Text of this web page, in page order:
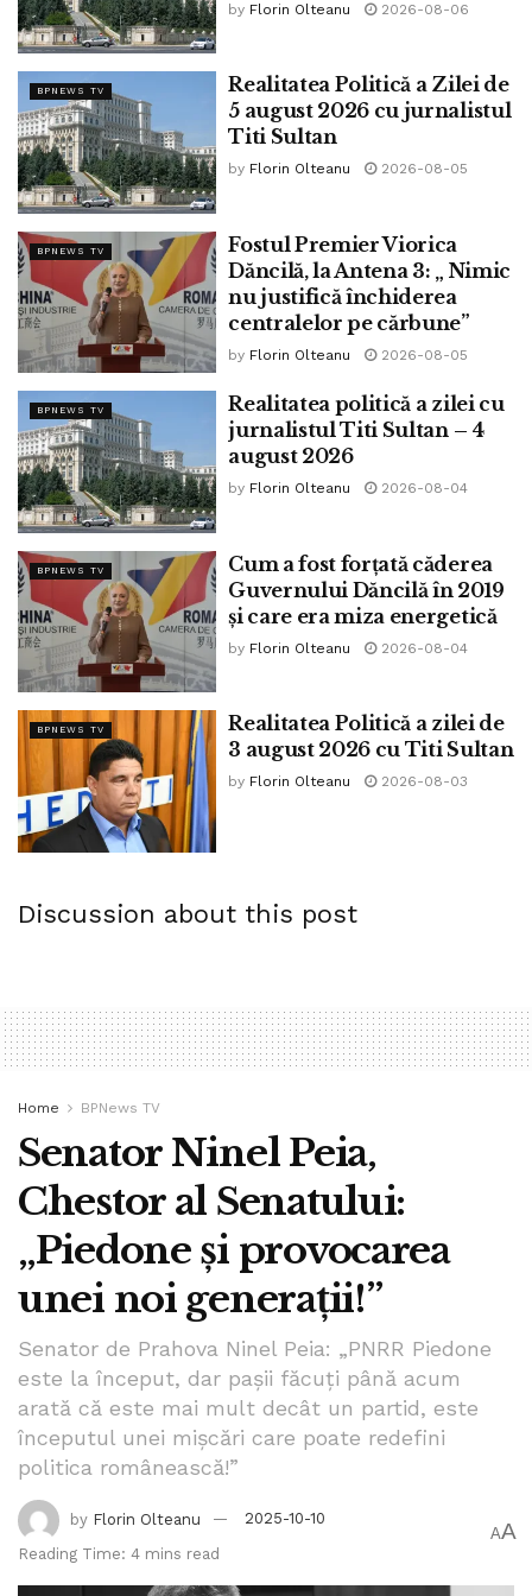
La 10 octombrie 1872, scriitorul Ion Creangă va fi caterisit
din rândul preoțimii ortodoxe, urmând apoi să fie dat afară
și din învățământ, în timpul guvernării conservatoare de
către Ministrul Cultelor, Christian Tell. Când Titu Maiorescu
va prelua Ministerul Cultelor și Instrucțiunii Publice, îl va
reîncadra în învățământ pe Ion Creangă”
Tags: ninel peia
by Florin Olteanu 2026-08-06
BPNEWS TV
Realitatea Politică a Zilei de
5 august 2026 cu jurnalistul
Titi Sultan
by Florin Olteanu 2026-08-05
BPNEWS TV
Fostul Premier Viorica
Dăncilă, la Antena 3: „ Nimic
nu justifică închiderea
centralelor pe cărbune”
by Florin Olteanu 2026-08-05
BPNEWS TV
Realitatea politică a zilei cu
jurnalistul Titi Sultan – 4
august 2026
by Florin Olteanu 2026-08-04
BPNEWS TV
Cum a fost forțată căderea
Guvernului Dăncilă în 2019
și care era miza energetică
by Florin Olteanu 2026-08-04
BPNEWS TV
Realitatea Politică a zilei de
3 august 2026 cu Titi Sultan
by Florin Olteanu 2026-08-03
Discussion about this post
Home BPNews TV
Senator Ninel Peia,
Chestor al Senatului:
„Piedone și provocarea
unei noi generații!”
Senator de Prahova Ninel Peia: „PNRR Piedone
este la început, dar pașii făcuți până acum
arată că este mai mult decât un partid, este
începutul unei mișcări care poate redefini
politica românească!”
by Florin Olteanu
2025-10-10
Reading Time: 4 mins read
AA